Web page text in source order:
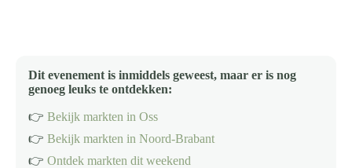
Dit evenement is inmiddels geweest, maar er is nog
genoeg leuks te ontdekken:
👉 Bekijk markten in Oss
👉 Bekijk markten in Noord-Brabant
👉 Ontdek markten dit weekend